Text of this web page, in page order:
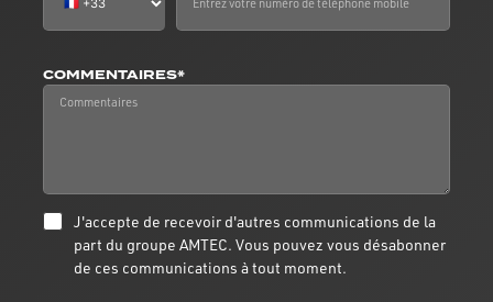
COMMENTAIRES*
J'accepte de recevoir d'autres communications de la
part du groupe AMTEC. Vous pouvez vous désabonner
de ces communications à tout moment.